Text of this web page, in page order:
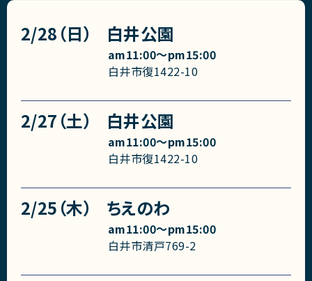
2/28（日） 白井公園
am11:00〜pm15:00
白井市復1422-10
2/27（土） 白井公園
am11:00〜pm15:00
白井市復1422-10
2/25（木） ちえのわ
am11:00〜pm15:00
白井市清戸769-2